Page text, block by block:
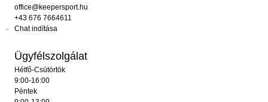
office@keepersport.hu
+43 676 7664611
Chat indítása
Ügyfélszolgálat
Hétfő-Csütörtök
9:00-16:00
Péntek